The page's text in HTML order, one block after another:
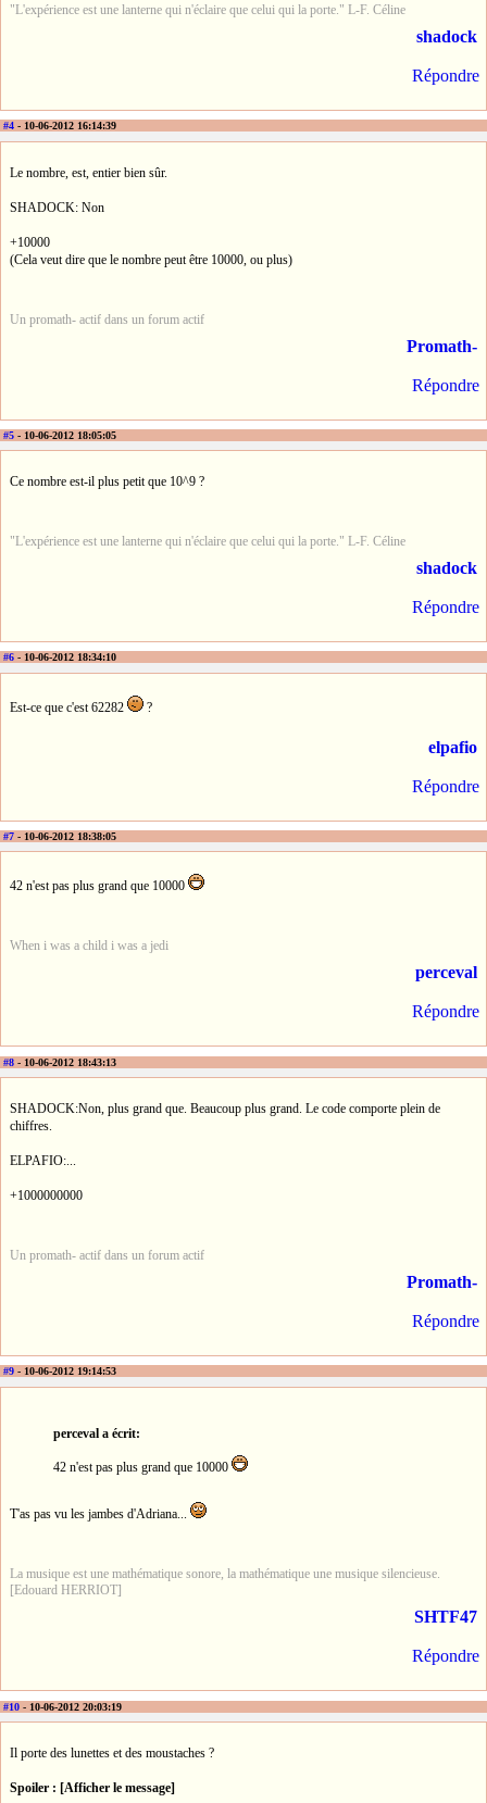
"L'expérience est une lanterne qui n'éclaire que celui qui la porte." L-F. Céline
shadock
Répondre
#4 - 10-06-2012 16:14:39
Le nombre, est, entier bien sûr.
SHADOCK: Non
+10000
(Cela veut dire que le nombre peut être 10000, ou plus)
Un promath- actif dans un forum actif
Promath-
Répondre
#5 - 10-06-2012 18:05:05
Ce nombre est-il plus petit que 10^9 ?
"L'expérience est une lanterne qui n'éclaire que celui qui la porte." L-F. Céline
shadock
Répondre
#6 - 10-06-2012 18:34:10
Est-ce que c'est 62282 ?
elpafio
Répondre
#7 - 10-06-2012 18:38:05
42 n'est pas plus grand que 10000
When i was a child i was a jedi
perceval
Répondre
#8 - 10-06-2012 18:43:13
SHADOCK:Non, plus grand que. Beaucoup plus grand. Le code comporte plein de
chiffres.
ELPAFIO:...
+1000000000
Un promath- actif dans un forum actif
Promath-
Répondre
#9 - 10-06-2012 19:14:53
perceval a écrit:
42 n'est pas plus grand que 10000
T'as pas vu les jambes d'Adriana...
La musique est une mathématique sonore, la mathématique une musique silencieuse.
[Edouard HERRIOT]
SHTF47
Répondre
#10 - 10-06-2012 20:03:19
Il porte des lunettes et des moustaches ?
Spoiler : [Afficher le message]